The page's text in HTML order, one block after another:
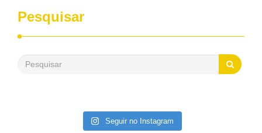
desenvolvimento dos seus municípios e, somente o ano
passado, essa Fundação distribuiu mais de três bilhões de
reais, com suas maravilhosas ações, dentre alas, mais de
saneamento básico, em pequenas comunidades rurais.
Patriota disse ainda que, mesmo sem mandato,
Pesquisar
Seguir no Instagram